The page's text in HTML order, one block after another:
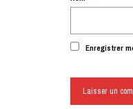
Enregistrer